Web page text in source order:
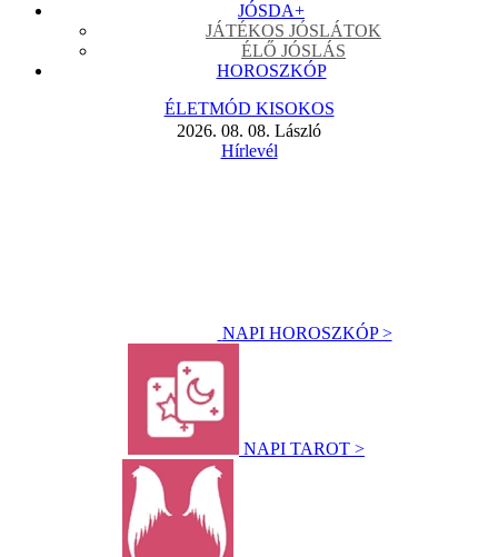
JÓSDA+
JÁTÉKOS JÓSLÁTOK
ÉLŐ JÓSLÁS
HOROSZKÓP
ÉLETMÓD KISOKOS
2026. 08. 08. László
Hírlevél
NAPI HOROSZKÓP >
NAPI TAROT >